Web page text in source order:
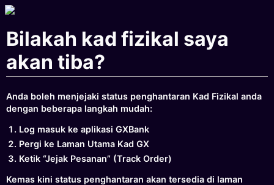
Bilakah kad fizikal saya
akan tiba?
Anda boleh menjejaki status penghantaran Kad Fizikal anda
dengan beberapa langkah mudah:
Log masuk ke aplikasi GXBank
Pergi ke Laman Utama Kad GX
Ketik “Jejak Pesanan” (Track Order)
Kemas kini status penghantaran akan tersedia di laman